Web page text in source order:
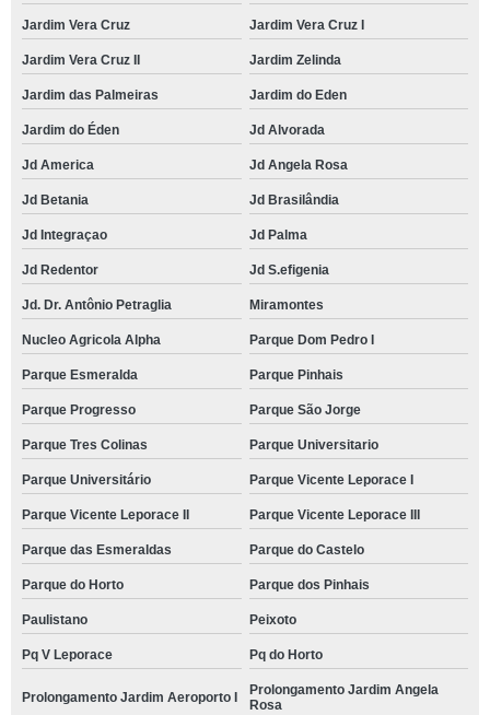
Jardim Vera Cruz Jardim Vera Cruz I
Jardim Vera Cruz II Jardim Zelinda
Jardim das Palmeiras Jardim do Eden
Jardim do Éden Jd Alvorada
Jd America Jd Angela Rosa
Jd Betania Jd Brasilândia
Jd Integraçao Jd Palma
Jd Redentor Jd S.efigenia
Jd. Dr. Antônio Petraglia Miramontes
Nucleo Agricola Alpha Parque Dom Pedro I
Parque Esmeralda Parque Pinhais
Parque Progresso Parque São Jorge
Parque Tres Colinas Parque Universitario
Parque Universitário Parque Vicente Leporace I
Parque Vicente Leporace II Parque Vicente Leporace III
Parque das Esmeraldas Parque do Castelo
Parque do Horto Parque dos Pinhais
Paulistano Peixoto
Pq V Leporace Pq do Horto
Prolongamento Jardim Aeroporto I
Prolongamento Jardim Angela
Rosa